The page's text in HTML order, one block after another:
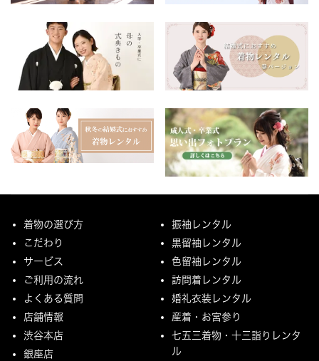
着物の選び方
こだわり
サービス
ご利用の流れ
よくある質問
店舗情報
渋谷本店
銀座店
振袖レンタル
黒留袖レンタル
色留袖レンタル
訪問着レンタル
婚礼衣装レンタル
産着・お宮参り
七五三着物・十三詣りレンタ
ル